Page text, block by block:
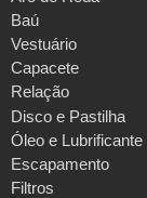
Baú
Vestuário
Capacete
Relação
Disco e Pastilha
Óleo e Lubrificante
Escapamento
Filtros